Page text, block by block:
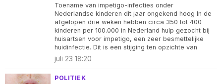
Toename van impetigo-infecties onder
Nederlandse kinderen dit jaar ongekend hoog In de
afgelopen drie weken hebben circa 350 tot 400
kinderen per 100.000 in Nederland hulp gezocht bij
huisartsen voor impetigo, een zeer besmettelijke
huidinfectie. Dit is een stijging ten opzichte van
juli 23 18:20
POLITIEK